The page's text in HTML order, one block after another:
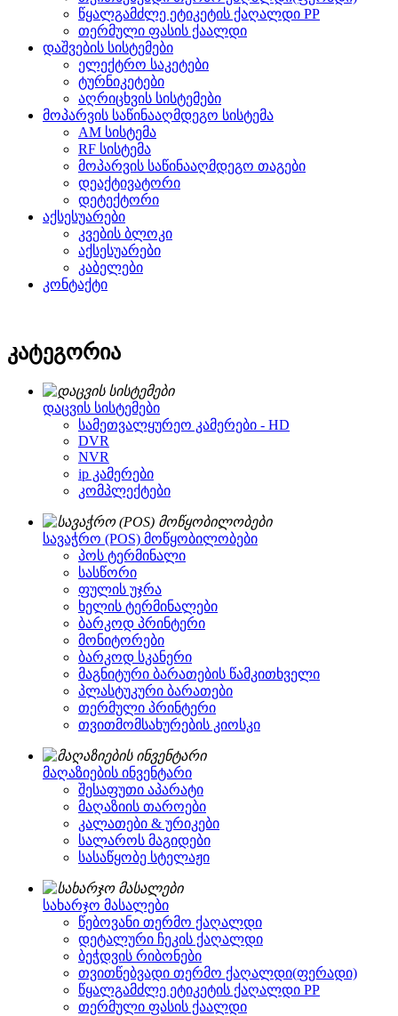
წყალგამძლე ეტიკეტის ქაღალდი PP
თერმული ფასის ქაალდი
დაშვების სისტემები
ელექტრო საკეტები
ტურნიკეტები
აღრიცხვის სისტემები
მოპარვის საწინააღმდეგო სისტემა
AM სისტემა
RF სისტემა
მოპარვის საწინააღმდეგო თაგები
დეაქტივატორი
დეტექტორი
აქსესუარები
კვების ბლოკი
აქსესუარები
კაბელები
კონტაქტი
კატეგორია
დაცვის სისტემები
სამეთვალყურეო კამერები - HD
DVR
NVR
ip კამერები
კომპლექტები
სავაჭრო (POS) მოწყობილობები
პოს ტერმინალი
სასწორი
ფულის უჯრა
ხელის ტერმინალები
ბარკოდ პრინტერი
მონიტორები
ბარკოდ სკანერი
მაგნიტური ბარათების წამკითხველი
პლასტუკური ბარათები
თერმული პრინტერი
თვითმომსახურების კიოსკი
მაღაზიების ინვენტარი
შესაფუთი აპარატი
მაღაზიის თაროები
კალათები & ურიკები
სალაროს მაგიდები
სასაწყობე სტელაჟი
სახარჯო მასალები
წებოვანი თერმო ქაღალდი
დეტალური ჩეკის ქაღალდი
ბეჭდვის რიბონები
თვითწებვადი თერმო ქაღალდი(ფერადი)
წყალგამძლე ეტიკეტის ქაღალდი PP
თერმული ფასის ქაალდი